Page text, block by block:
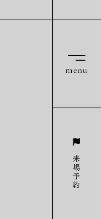
menu
来場予約